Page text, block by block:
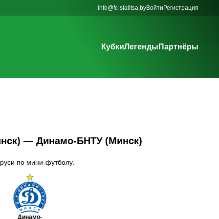
info@fc-stalitsa.byВойти Регистрация
КубкиЛегенды Партнёры
— Динамо-БНТУ (Минск)
по мини-футболу.
Динамо-